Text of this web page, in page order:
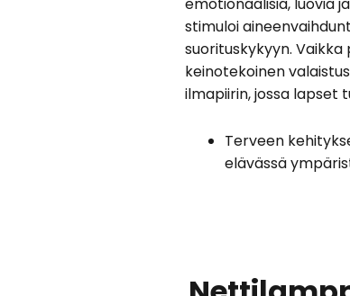
stimuloi
suorituskykyyn. Vaikka
keinotekoinen
ilmapiirin, jossa lapset
Terveen
elävässä